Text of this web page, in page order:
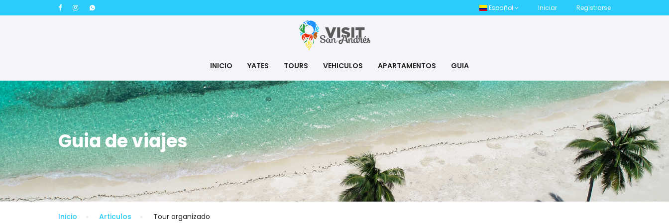
Español Iniciar Registrarse
INICIO YATES TOURS VEHICULOS APARTAMENTOS GUIA
Guia de viajes
Inicio Articulos Tour organizado